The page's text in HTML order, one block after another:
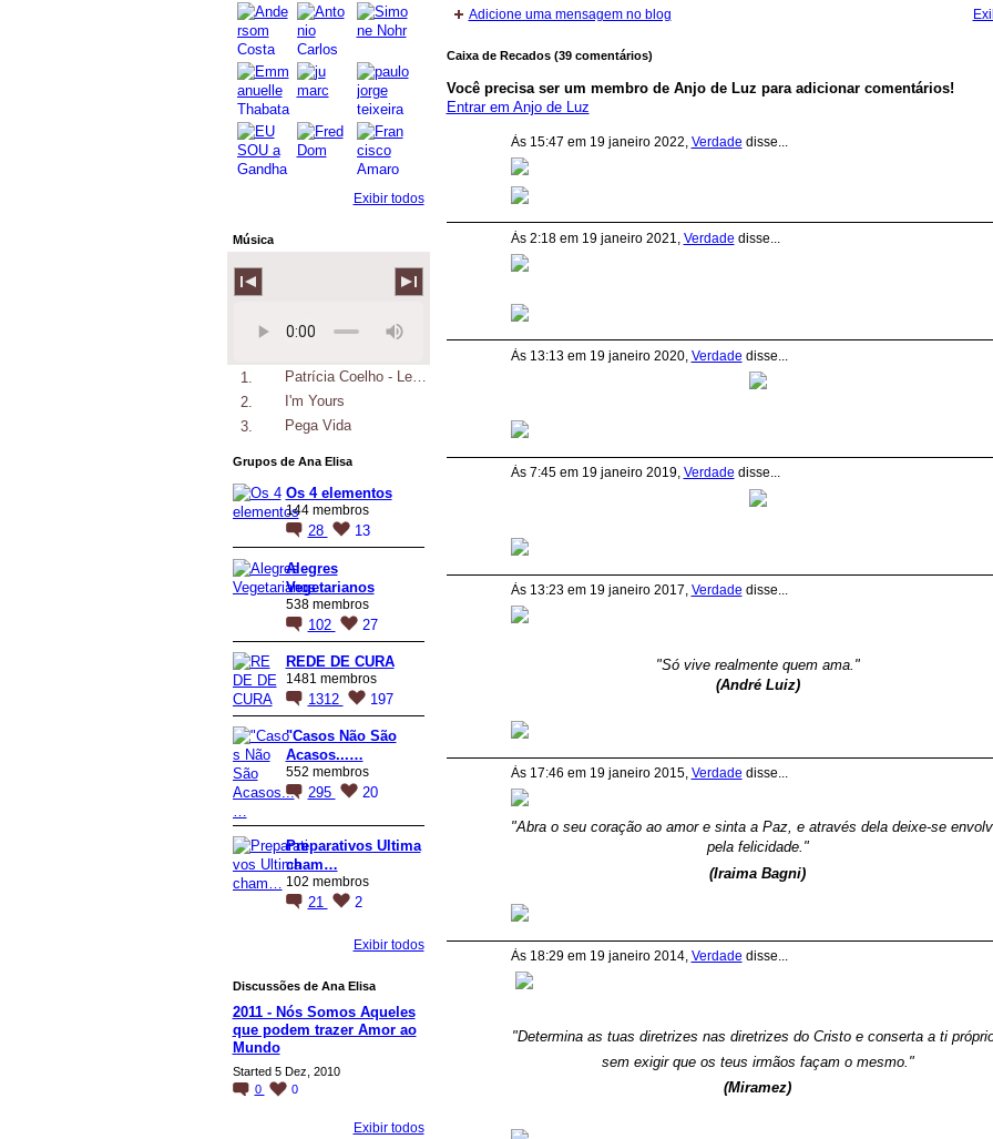
Exibir todos
Música
1.
Patrícia Coelho - Let’s go, the way you know
2.
I'm Yours
3.
Pega Vida
Grupos de Ana Elisa
Os 4 elementos
144 membros
28 13
Alegres
Vegetarianos
538 membros
102 27
REDE DE CURA
1481 membros
1312 197
"Casos Não São
Acasos...…
552 membros
295 20
Preparativos Ultima
cham…
102 membros
21 2
Exibir todos
Discussões de Ana Elisa
2011 - Nós Somos Aqueles
que podem trazer Amor ao
Mundo‏
Started 5 Dez, 2010
0
0
Exibir todos
Adicione uma mensagem no blog
Caixa de Recados (39 comentários)
Você precisa ser um membro de Anjo de Luz para adicionar comentários!
Entrar em Anjo de Luz
Às 15:47 em 19 janeiro 2022, Verdade disse...
Às 2:18 em 19 janeiro 2021, Verdade disse...
Às 13:13 em 19 janeiro 2020, Verdade disse...
Às 7:45 em 19 janeiro 2019, Verdade disse...
Às 13:23 em 19 janeiro 2017, Verdade disse...
"Só vive realmente quem ama."
(André Luiz)
Às 17:46 em 19 janeiro 2015, Verdade disse...
"Abra o seu coração ao amor e sinta a Paz, e através dela deixe-se
pela felicidade."
(Iraima Bagni)
Às 18:29 em 19 janeiro 2014, Verdade disse...
"Determina as tuas diretrizes nas diretrizes do Cristo e conserta a ti
sem exigir que os teus irmãos façam o mesmo."
(Miramez)